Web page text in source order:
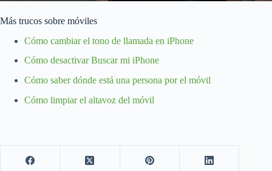
Más trucos sobre móviles
Cómo cambiar el tono de llamada en iPhone
Cómo desactivar Buscar mi iPhone
Cómo saber dónde está una persona por el móvil
Cómo limpiar el altavoz del móvil